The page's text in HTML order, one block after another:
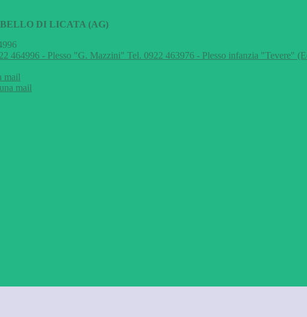
DI LICATA (AG)
464996 - Plesso "G. Mazzini" Tel. 0922 463976 - Plesso infanzia "Tevere"
mail
mail